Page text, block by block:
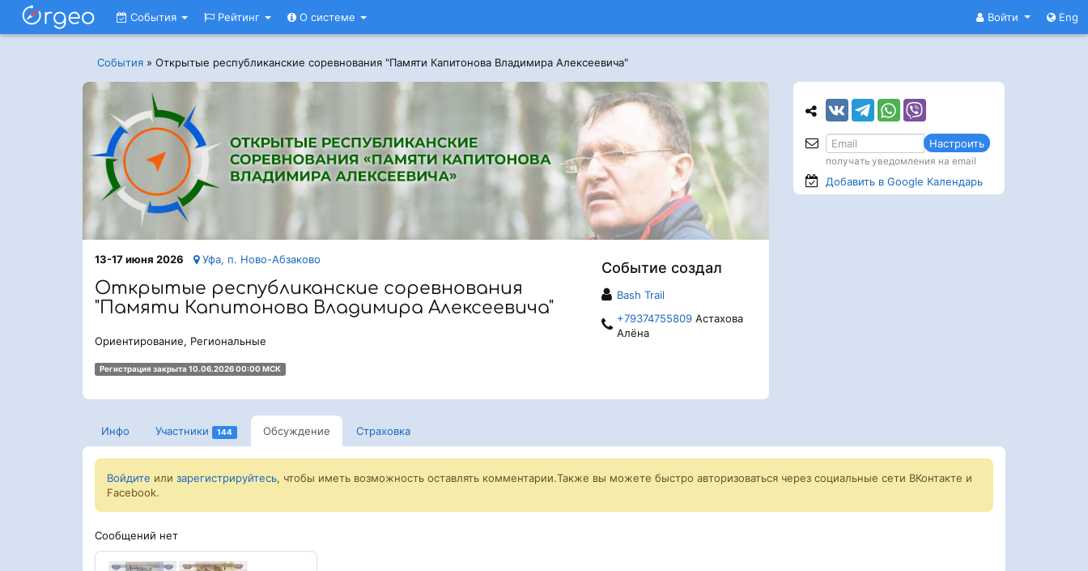
Войти Eng
События Рейтинг О системе
События » Открытые республиканские соревнования "Памяти Капитонова Владимира Алексеевича"
Событие создал
Bash Trail
+79374755809Астахова
Алёна
13-17 июня 2026 Уфа, п. Ново-Абзаково
Открытые республиканские соревнования
"Памяти Капитонова Владимира Алексеевича"
Ориентирование, Региональные
Регистрация закрыта 10.06.2026 00:00 МСК
Инфо Участники 144 Обсуждение Страховка
Войдите или зарегистрируйтесь, чтобы иметь возможность оставлять комментарии.Также вы можете быстро авторизоваться через социальные сети ВКонтакте и
Facebook.
Сообщений нет
Настроить
получать уведомления на email
Добавить в Google Календарь